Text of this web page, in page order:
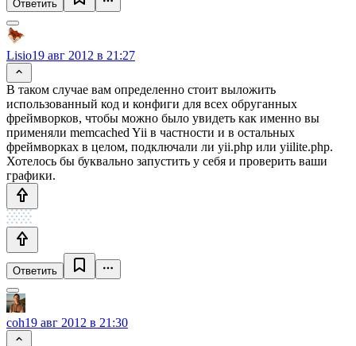
Ответить
Lisio19 авг 2012 в 21:27
В таком случае вам определенно стоит выложить
использованный код и конфиги для всех обруганных
фреймворков, чтобы можно было увидеть как именно вы
применяли memcached Yii в частности и в остальных
фреймворках в целом, подключали ли yii.php или yiilite.php.
Хотелось бы буквально запустить у себя и проверить ваши
графики.
Ответить
coh19 авг 2012 в 21:30